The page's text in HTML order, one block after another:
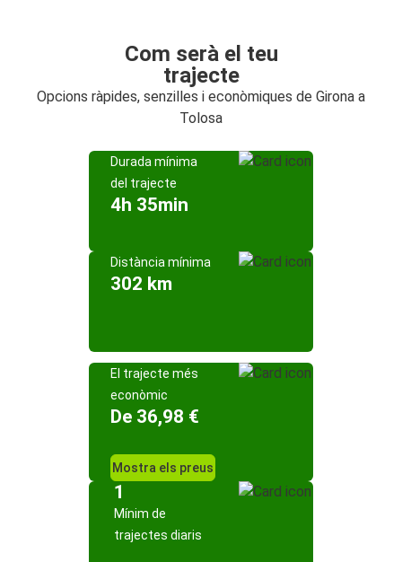
Com serà el teu
trajecte
Opcions ràpides, senzilles i econòmiques de Girona a
Tolosa
Durada mínima
del trajecte
4h 35min
Distància mínima
302 km
El trajecte més
econòmic
De 36,98 €
Mostra els preus
1
Mínim de
trajectes diaris